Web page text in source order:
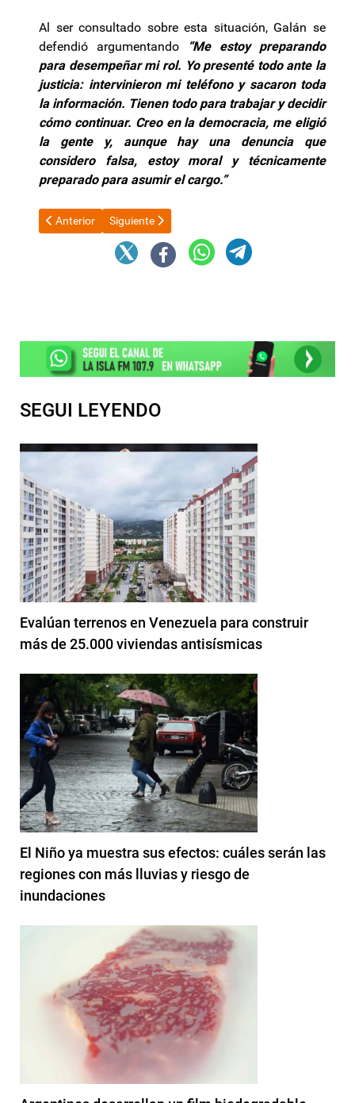
Al ser consultado sobre esta situación, Galán se
defendió argumentando “Me estoy preparando
para desempeñar mi rol. Yo presenté todo ante la
justicia: intervinieron mi teléfono y sacaron toda
la información. Tienen todo para trabajar y decidir
cómo continuar. Creo en la democracia, me eligió
la gente y, aunque hay una denuncia que
considero falsa, estoy moral y técnicamente
preparado para asumir el cargo.”
Artículo anterior: Figueroa Castellano: “La democracia exige
Anterior Artículo siguiente: Impacto en los surtidores:
Siguiente
SEGUI LEYENDO
Evalúan terrenos en Venezuela para construir
más de 25.000 viviendas antisísmicas
El Niño ya muestra sus efectos: cuáles serán las
regiones con más lluvias y riesgo de
inundaciones